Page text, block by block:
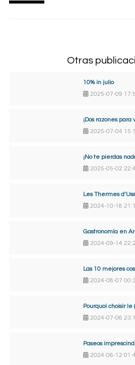
Otras
10% in julio
2025-07-09
¡Dos razones para
2025-07-04
¡No te pierdas
2025-05-02
Les Thermes
2024-10-18
Gastronomía en
2024-09-14
Las 10 mejores
2024-08-07
Pourquoi choisir le
2024-07-06
Paseos
2024-06-12